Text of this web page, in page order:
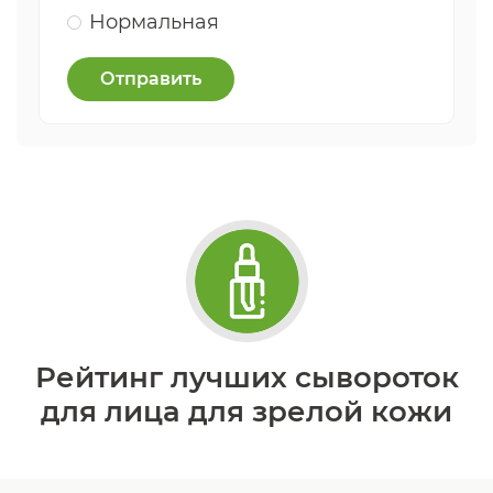
Нормальная
Отправить
Рейтинг лучших сывороток
для лица для зрелой кожи